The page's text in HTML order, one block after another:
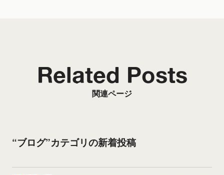
関連ページ
Related Posts
“ブログ”カテゴリの新着投稿